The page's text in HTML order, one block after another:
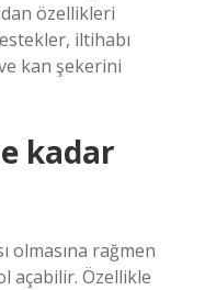
özellikleri
iltihabı
kan şekerini
kadar
olmasına rağmen
açabilir. Özellikle